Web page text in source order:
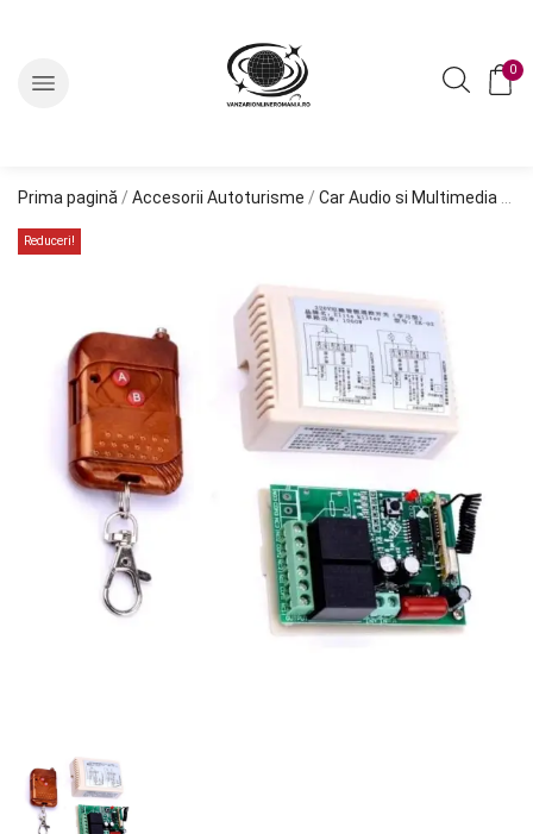
0
Prima pagină / Accesorii Autoturisme / Car Audio si Multimedia
Reduceri!